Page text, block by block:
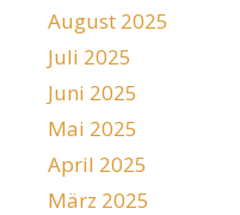
August 2025
Juli 2025
Juni 2025
Mai 2025
April 2025
März 2025